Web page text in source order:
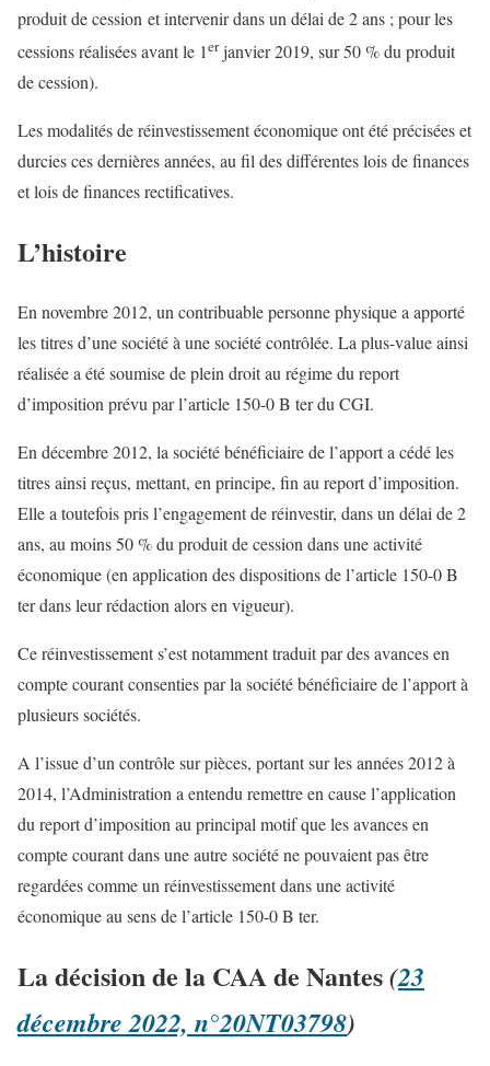
produit de cession et intervenir dans un délai de 2 ans ; pour les
cessions réalisées avant le 1erjanvier 2019, sur 50 % du produit
de cession).
Les modalités de réinvestissement économique ont été précisées et
durcies ces dernières années, au fil des différentes lois de finances
et lois de finances rectificatives.
L’histoire
En novembre 2012, un contribuable personne physique a apporté
les titres d’une société à une société contrôlée. La plus-value ainsi
réalisée a été soumise de plein droit au régime du report
d’imposition prévu par l’article 150-0 B ter du CGI.
En décembre 2012, la société bénéficiaire de l’apport a cédé les
titres ainsi reçus, mettant, en principe, fin au report d’imposition.
Elle a toutefois pris l’engagement de réinvestir, dans un délai de 2
ans, au moins 50 % du produit de cession dans une activité
économique (en application des dispositions de l’article 150-0 B
ter dans leur rédaction alors en vigueur).
Ce réinvestissement s’est notamment traduit par des avances en
compte courant consenties par la société bénéficiaire de l’apport à
plusieurs sociétés.
A l’issue d’un contrôle sur pièces, portant sur les années 2012 à
2014, l’Administration a entendu remettre en cause l’application
du report d’imposition au principal motif que les avances en
compte courant dans une autre société ne pouvaient pas être
regardées comme un réinvestissement dans une activité
économique au sens de l’article 150-0 B ter.
La décision de la CAA de Nantes(23
décembre 2022, n°20NT03798)